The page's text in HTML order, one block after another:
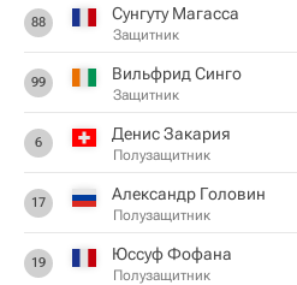
88 Сунгуту Магасса
Защитник
99 Вильфрид Синго
Защитник
6 Денис Закария
Полузащитник
17 Александр Головин
Полузащитник
19 Юссуф Фофана
Полузащитник